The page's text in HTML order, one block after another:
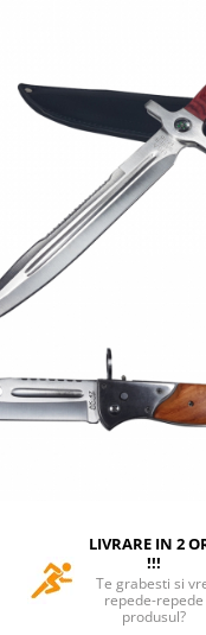
LIVRARE IN 2
!!!
Te grabesti si
repede-repede
produsul?